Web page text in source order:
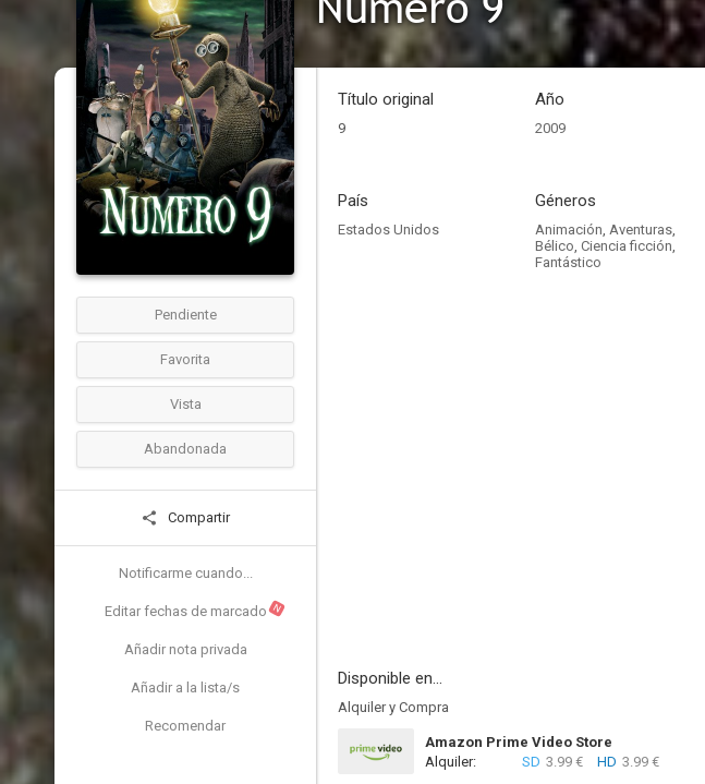
Pendiente
Favorita
Vista
Abandonada
Compartir
Notificarme cuando...
Editar fechas de marcado N
Añadir nota privada
Añadir a la lista/s
Recomendar
Título original
9
Año
2009
País
Estados Unidos
Géneros
Animación, Aventuras,
Bélico, Ciencia ficción,
Fantástico
Disponible en...
Alquiler y Compra
Amazon Prime Video Store
Alquiler:
SD 3.99 € HD 3.99 €